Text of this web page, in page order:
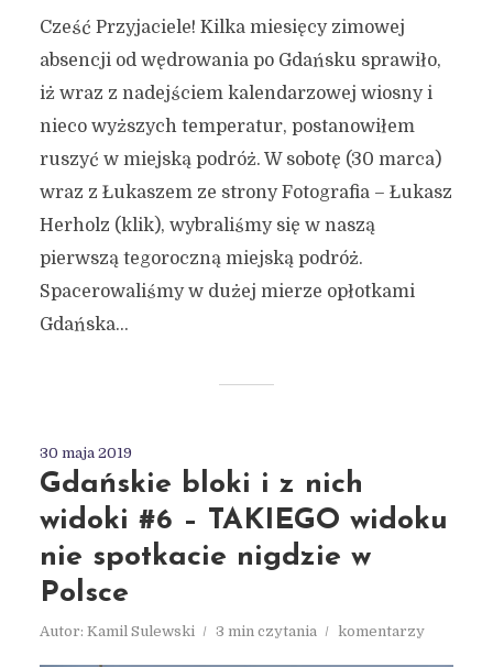
Cześć Przyjaciele! Kilka miesięcy zimowej
absencji od wędrowania po Gdańsku sprawiło,
iż wraz z nadejściem kalendarzowej wiosny i
nieco wyższych temperatur, postanowiłem
ruszyć w miejską podróż. W sobotę (30 marca)
wraz z Łukaszem ze strony Fotografia – Łukasz
Herholz (klik), wybraliśmy się w naszą
pierwszą tegoroczną miejską podróż.
Spacerowaliśmy w dużej mierze opłotkami
Gdańska...
30 maja 2019
Gdańskie bloki i z nich
widoki #6 – TAKIEGO widoku
nie spotkacie nigdzie w
Polsce
Autor: Kamil Sulewski 3 min czytania komentarzy